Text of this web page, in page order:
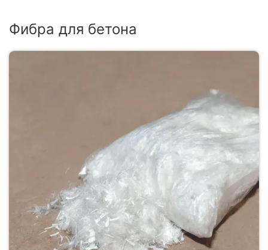
Фибра для бетона